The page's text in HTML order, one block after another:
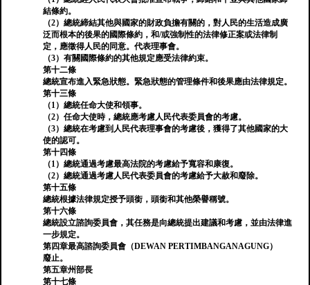
結條約。
（2）總統締結其他與國家的財政負擔有關的，對人民的生活造成廣
泛而根本的後果的國際條約，和/或強制性的法律修正案或法律制
定，應徵得人民的同意。代表理事會。
（3）有關國際條約的其他規定應受法律約束。
第十二條
總統宣布進入緊急狀態。緊急狀態的管理條件和後果應由法律規定。
第十三條
（1）總統任命大使和領事。
（2）任命大使時，總統應考慮人民代表委員會的考慮。
（3）總統在考慮到人民代表理事會的考慮後，獲得了其他國家的大
使的認可。
第十四條
（1）總統通過考慮最高法院的考慮給予寬容和康復。
（2）總統通過考慮人民代表委員會的考慮給予大赦和廢除。
第十五條
總統根據法律規定授予頭銜，頭銜和其他榮譽稱號。
第十六條
總統設立諮詢委員會，其任務是向總統提出建議和考慮，並由法律進
一步規定。
第四章最高諮詢委員會（DEWAN PERTIMBANGANAGUNG）
廢止。
第五章州部長
第十七條